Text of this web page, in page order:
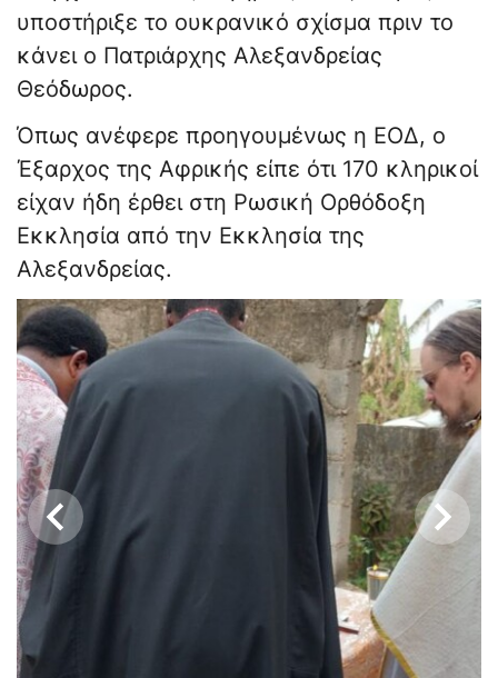
υποστήριξε το ουκρανικό σχίσμα πριν το
κάνει ο Πατριάρχης Αλεξανδρείας
Θεόδωρος.
Όπως ανέφερε προηγουμένως η ΕΟΔ, ο
Έξαρχος της Αφρικής είπε ότι 170 κληρικοί
είχαν ήδη έρθει στη Ρωσική Ορθόδοξη
Εκκλησία από την Εκκλησία της
Αλεξανδρείας.